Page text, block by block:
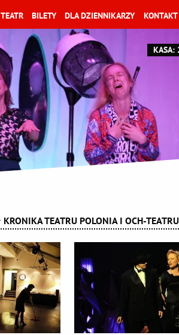
TEATR BILETY DLA DZIENNIKARZY KONTAKT
KRONIKA TEATRU POLONIA I OCH-TEATRU